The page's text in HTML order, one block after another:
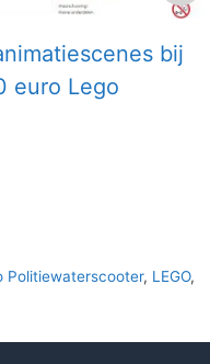
bij
euro Lego
Politiewaterscooter, LEGO,